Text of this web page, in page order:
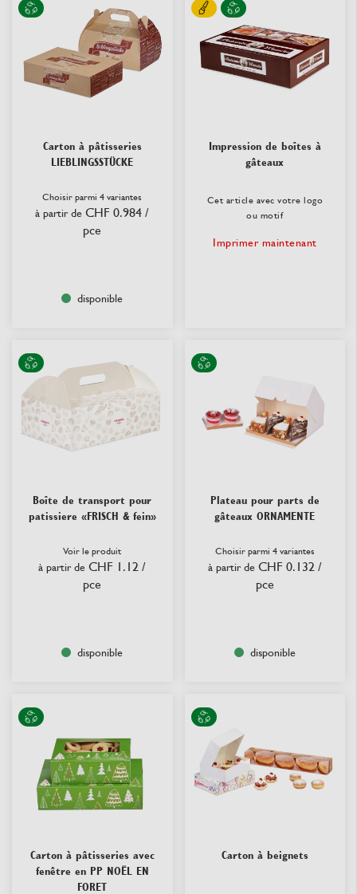
Carton à pâtisseries
LIEBLINGSSTÜCKE
Choisir parmi 4 variantes
à partir de CHF 0.984 /
pce
disponible
Impression de boîtes à
gâteaux
Cet article avec votre logo
ou motif
Imprimer maintenant
Boîte de transport pour
patissiere «FRISCH & fein»
Voir le produit
à partir de CHF 1.12 /
pce
disponible
Plateau pour parts de
gâteaux ORNAMENTE
Choisir parmi 4 variantes
à partir de CHF 0.132 /
pce
disponible
Carton à pâtisseries avec
fenêtre en PP NOËL EN
FORET
Carton à beignets